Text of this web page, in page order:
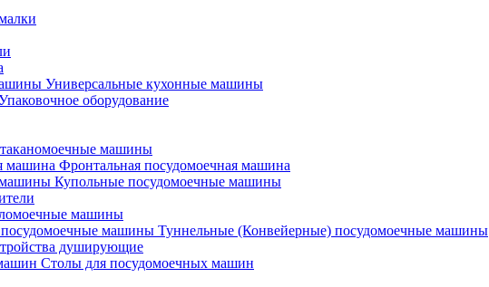
Универсальные кухонные машины
оборудование
машины
Фронтальная посудомоечная машина
Купольные посудомоечные машины
машины
Туннельные (Конвейерные) посудомоечные машины
душирующие
Столы для посудомоечных машин